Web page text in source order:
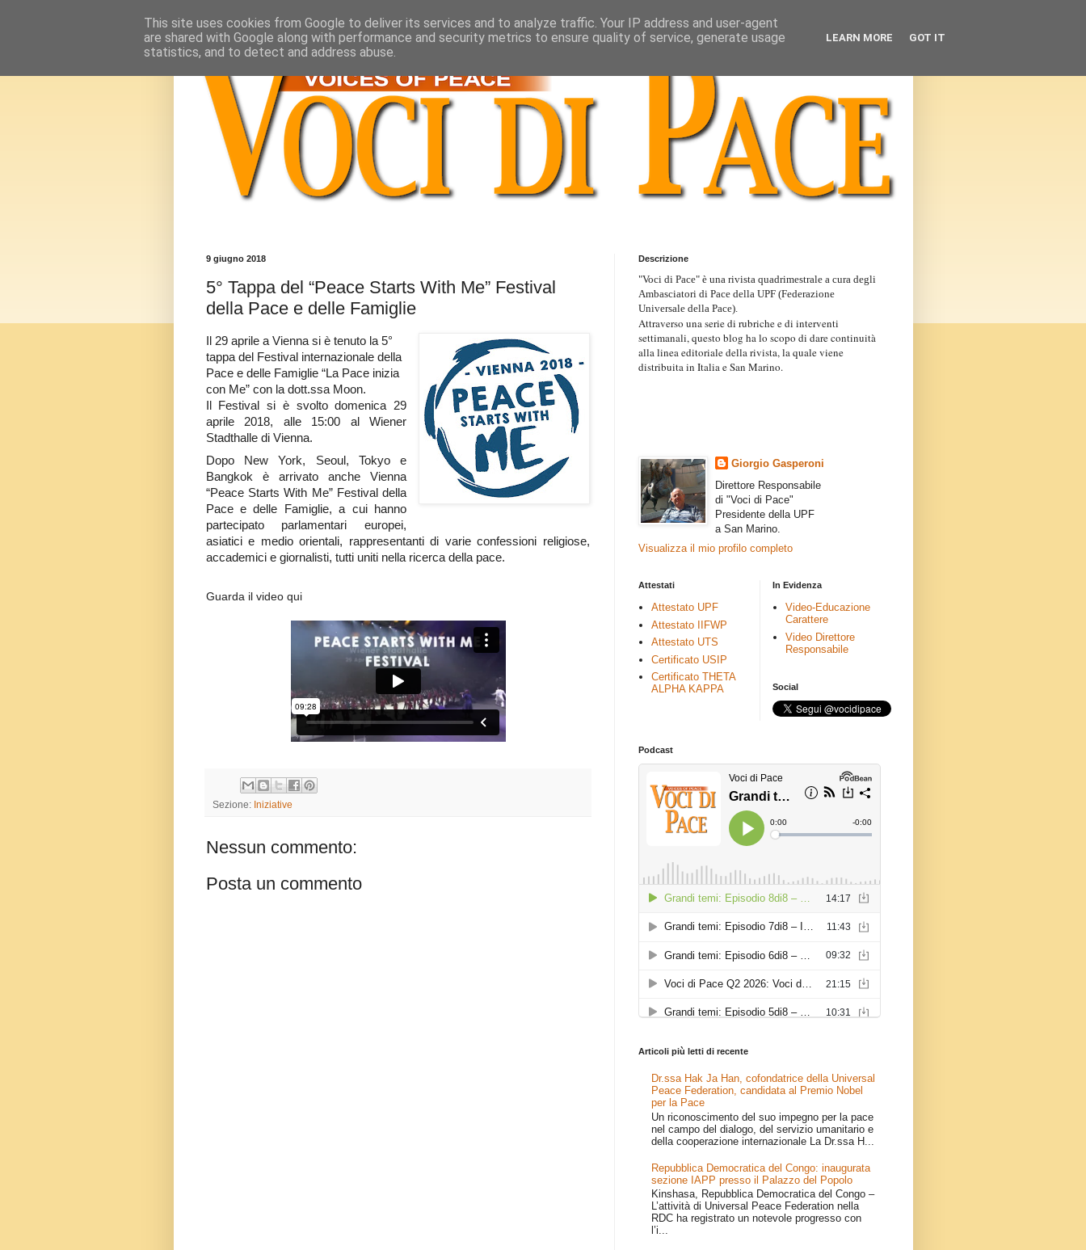
9 giugno 2018
5° Tappa del “Peace Starts With Me” Festival
della Pace e delle Famiglie
Il 29 aprile a Vienna si è tenuto la 5°
tappa del Festival internazionale della
Pace e delle Famiglie “La Pace inizia
con Me” con la dott.ssa Moon.
Il Festival si è svolto domenica 29
aprile 2018, alle 15:00 al Wiener
Stadthalle di Vienna.
Dopo New York, Seoul, Tokyo e
Bangkok è arrivato anche Vienna
“Peace Starts With Me” Festival della
Pace e delle Famiglie, a cui hanno
partecipato parlamentari europei,
asiatici e medio orientali, rappresentanti di varie confessioni religiose,
accademici e giornalisti, tutti uniti nella ricerca della pace.
Guarda il video qui
Sezione: Iniziative
Nessun commento:
Posta un commento
Descrizione
"Voci di Pace" è una rivista quadrimestrale a cura degli
Ambasciatori di Pace della UPF (Federazione
Universale della Pace).
Attraverso una serie di rubriche e di interventi
settimanali, questo blog ha lo scopo di dare continuità
alla linea editoriale della rivista, la quale viene
distribuita in Italia e San Marino.
Giorgio Gasperoni
Direttore Responsabile
di "Voci di Pace"
Presidente della UPF
a San Marino.
Visualizza il mio profilo completo
Attestati
Attestato UPF
Attestato IIFWP
Attestato UTS
Certificato USIP
Certificato THETA
ALPHA KAPPA
In Evidenza
Video-Educazione
Carattere
Video Direttore
Responsabile
Social
Podcast
Articoli più letti di recente
Dr.ssa Hak Ja Han, cofondatrice della Universal
Peace Federation, candidata al Premio Nobel
per la Pace
Un riconoscimento del suo impegno per la pace
nel campo del dialogo, del servizio umanitario e
della cooperazione internazionale La Dr.ssa H...
Repubblica Democratica del Congo: inaugurata
sezione IAPP presso il Palazzo del Popolo
Kinshasa, Repubblica Democratica del Congo –
L’attività di Universal Peace Federation nella
RDC ha registrato un notevole progresso con
l’i...
This site uses cookies from Google to deliver its services and to analyze traffic. Your IP address and user-agent
are shared with Google along with performance and security metrics to ensure quality of service, generate usage
statistics, and to detect and address abuse.
LEARN MORE GOT IT